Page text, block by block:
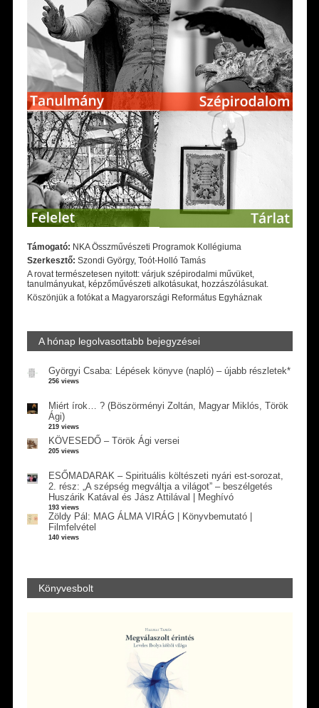
Támogató: NKA Összművészeti Programok Kollégiuma
Szerkesztő: Szondi György, Toót-Holló Tamás
A rovat természetesen nyitott: várjuk szépirodalmi művüket,
tanulmányukat, képzőművészeti alkotásukat, hozzászólásukat.
Köszönjük a fotókat a Magyarországi Református Egyháznak
A hónap legolvasottabb bejegyzései
Györgyi Csaba: Lépések könyve (napló) – újabb részletek*
256 views
Miért írok… ? (Böszörményi Zoltán, Magyar Miklós, Török
Ági)
219 views
KÖVESEDŐ – Török Ági versei
205 views
ESŐMADARAK – Spirituális költészeti nyári est-sorozat,
2. rész: „A szépség megváltja a világot” – beszélgetés
Huszárik Katával és Jász Attilával | Meghívó
193 views
Zöldy Pál: MAG ÁLMA VIRÁG | Könyvbemutató |
Filmfelvétel
140 views
Könyvesbolt